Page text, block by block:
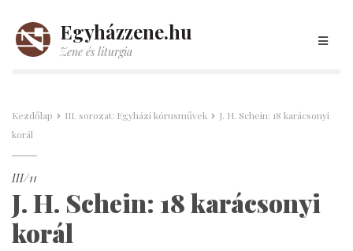
Egyházzene.hu
Zene és liturgia
Kezdőlap III. sorozat: Egyházi kórusművek
J. H. Schein: 18 karácsonyi
korál
III/11
J. H. Schein: 18 karácsonyi
korál